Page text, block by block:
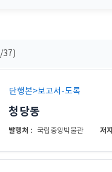
/37)
단행본>보고서-도록
청당동
발행처 : 국립중앙박물관 저